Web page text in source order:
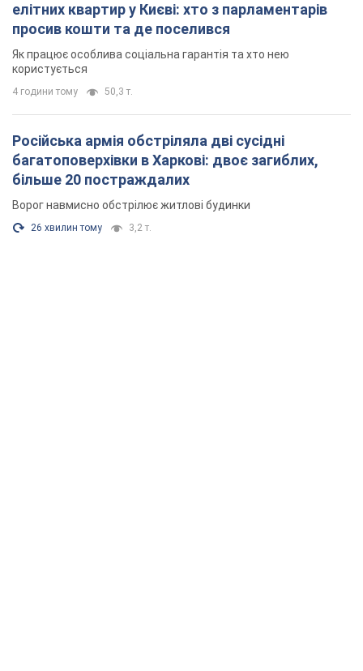
елітних квартир у Києві: хто з парламентарів
просив кошти та де поселився
Як працює особлива соціальна гарантія та хто нею
користується
4 години тому 50,3 т.
Російська армія обстріляла дві сусідні
багатоповерхівки в Харкові: двоє загиблих,
більше 20 постраждалих
Ворог навмисно обстрілює житлові будинки
26 хвилин тому 3,2 т.